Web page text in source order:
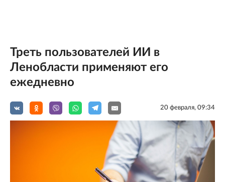
Треть пользователей ИИ в
Ленобласти применяют его
ежедневно
20 февраля, 09:34